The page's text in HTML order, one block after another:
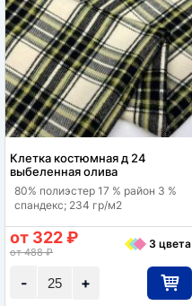
Клетка костюмная д 24
выбеленная олива
80% полиэстер 17 % район 3 %
спандекс; 234 гр/м2
+
-
от 322 ₽
от 488 ₽
3 цвета